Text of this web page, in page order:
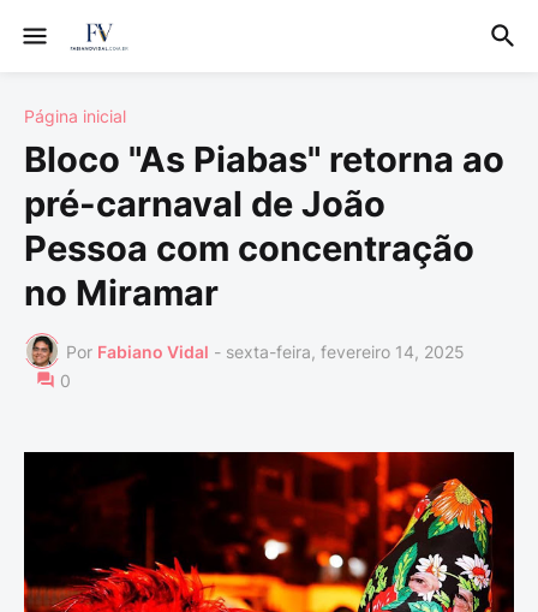
Página inicial
Bloco "As Piabas" retorna ao
pré-carnaval de João
Pessoa com concentração
no Miramar
Por Fabiano Vidal - sexta-feira, fevereiro 14, 2025
0